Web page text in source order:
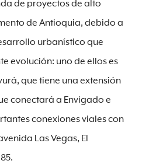
de proyectos de alto
de Antioquia, debido a
urbanístico que
evolución: uno de ellos es
que tiene una extensión
conectará a Envigado e
conexiones viales con
Las Vegas, El